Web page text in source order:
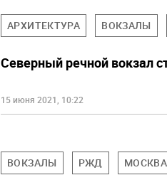
АРХИТЕКТУРА ВОКЗАЛЫ
Северный речной вокзал
15 июня 2021, 10:22
ВОКЗАЛЫ РЖД МОСКВА